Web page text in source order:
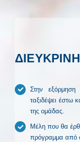
Στην
ταξιδέψει έστω
της ομάδας.
Μέλη που θα
πρόγραμμα από